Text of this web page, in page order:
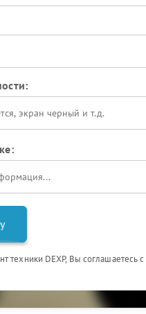
техники DEXP, Вы соглашаетесь с